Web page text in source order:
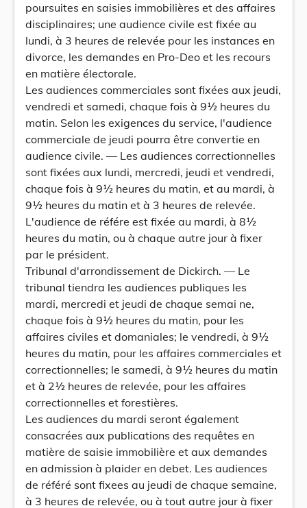
poursuites en saisies immobilières et des affaires
disciplinaires; une audience civile est fixée au
lundi, à 3 heures de relevée pour les instances en
divorce, les demandes en Pro-Deo et les recours
en matière électorale.
Les audiences commerciales sont fixées aux jeudi,
vendredi et samedi, chaque fois à 9½ heures du
matin. Selon les exigences du service, l'audience
commerciale de jeudi pourra être convertie en
audience civile. — Les audiences correctionnelles
sont fixées aux lundi, mercredi, jeudi et vendredi,
chaque fois à 9½ heures du matin, et au mardi, à
9½ heures du matin et à 3 heures de relevée.
L'audience de référe est fixée au mardi, à 8½
heures du matin, ou à chaque autre jour à fixer
par le président.
Tribunal d'arrondissement de Dickirch. — Le
tribunal tiendra les audiences publiques les
mardi, mercredi et jeudi de chaque semai ne,
chaque fois à 9½ heures du matin, pour les
affaires civiles et domaniales; le vendredi, à 9½
heures du matin, pour les affaires commerciales et
correctionnelles; le samedi, à 9½ heures du matin
et à 2½ heures de relevée, pour les affaires
correctionnelles et forestières.
Les audiences du mardi seront également
consacrées aux publications des requêtes en
matière de saisie immobilière et aux demandes
en admission à plaider en debet. Les audiences
de référé sont fixees au jeudi de chaque semaine,
à 3 heures de relevée, ou à tout autre jour à fixer